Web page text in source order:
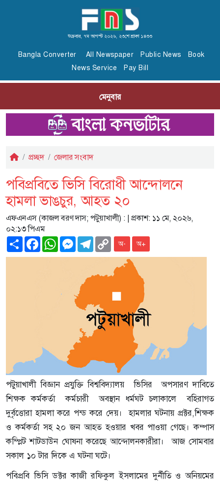
শুক্রবার, ৭ম আগস্ট ২০২৬, ২৩শে শ্রাবণ ১৪৩৩
Bangla Converter All Newspaper Public News
Book
News Service
Pay Bill
মেনুবার
প্রচ্ছদ জেলার সংবাদ
পবিপ্রবিতে ভিসি বিরোধী আন্দোলনে
হামলা ভাঙচুর, আহত ২০
এফএনএস (কাজল বরণ দাস; পটুয়াখালী) : | প্রকাশ: ১১ মে, ২০২৬,
০২:১৩ পিএম
ShareFacebookWhatsAppMessenger
Telegram
Copy
Link
অ- অ+
পটুয়াখালী বিজ্ঞান প্রযুক্তি বিশ্ববিদ্যালয় ভিসির অপসারণ দাবিতে
শিক্ষক কর্মকর্তা কর্মচারী অবস্থান ধর্মঘট চলাকালে বহিরাগত
দুর্বৃত্তোরা হামলা করে পন্ড করে দেয়। হামলার ঘটনায় প্রক্টর,শিক্ষক
ও কর্মকর্তা সহ ২০ জন আহত হওয়ার খবর পাওয়া গেছে। কম্পাস
কম্প্লিট শাটডাউন ঘোষনা করেছে আন্দোলনকারীরা। আজ সোমবার
সকাল ১০ টার দিকে এ ঘটনা ঘটে।
পবিপ্রবি ভিসি ডক্টর কাজী রফিকুল ইসলামের দুর্নীতি ও অনিয়মের